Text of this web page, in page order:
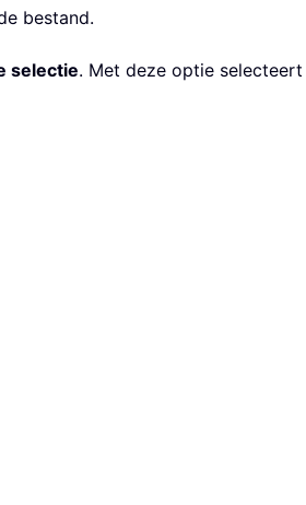
bestand.
selectie. Met deze optie